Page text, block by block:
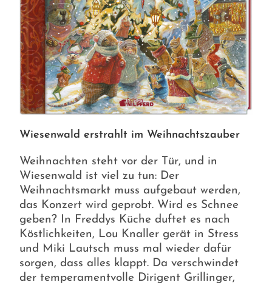
Wiesenwald erstrahlt im Weihnachtszauber
Weihnachten steht vor der Tür, und in
Wiesenwald ist viel zu tun: Der
Weihnachtsmarkt muss aufgebaut werden,
das Konzert wird geprobt. Wird es Schnee
geben? In Freddys Küche duftet es nach
Köstlichkeiten, Lou Knaller gerät in Stress
und Miki Lautsch muss mal wieder dafür
sorgen, dass alles klappt. Da verschwindet
der temperamentvolle Dirigent Grillinger,